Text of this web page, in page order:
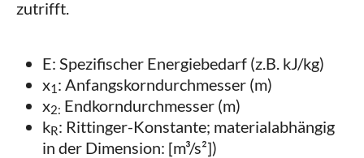
zutrifft.
E: Spezifischer Energiebedarf (z.B. kJ/kg)
x1 : Anfangskorndurchmesser (m)
x2: Endkorndurchmesser (m)
kR: Rittinger-Konstante; materialabhängig
in der Dimension: [m³/s²])